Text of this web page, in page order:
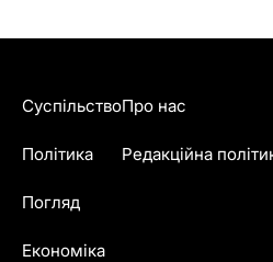
Суспільство
Політика
Погляд
Економіка
Про нас
Редакційна